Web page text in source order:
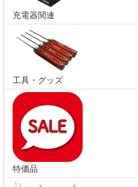
充電器関連
工具・グッズ
特価品